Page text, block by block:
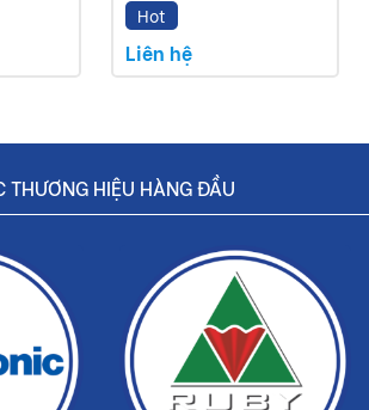
Hot
Liên hệ
THƯƠNG HIỆU HÀNG ĐẦU